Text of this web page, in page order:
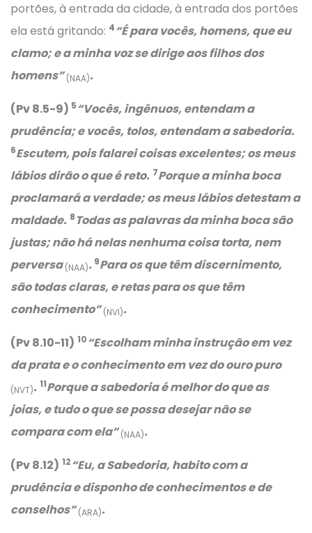
portões, à entrada da cidade, à entrada dos portões
ela está gritando: 4“É para vocês, homens, que eu
clamo; e a minha voz se dirige aos filhos dos
homens”(NAA).
(Pv 8.5-9) 5“Vocês, ingênuos, entendam a
prudência; e vocês, tolos, entendam a sabedoria.
6Escutem, pois falarei coisas excelentes; os meus
lábios dirão o que é reto. 7Porque a minha boca
proclamará a verdade; os meus lábios detestam a
maldade. 8Todas as palavras da minha boca são
justas; não há nelas nenhuma coisa torta, nem
perversa(NAA). 9Para os que têm discernimento,
são todas claras, e retas para os que têm
conhecimento”(NVI).
(Pv 8.10-11) 10“Escolham minha instrução em vez
da prata e o conhecimento em vez do ouro puro
(NVT). 11Porque a sabedoria é melhor do que as
joias, e tudo o que se possa desejar não se
compara com ela”(NAA).
(Pv 8.12) 12“Eu, a Sabedoria, habito com a
prudência e disponho de conhecimentos e de
conselhos”(ARA).